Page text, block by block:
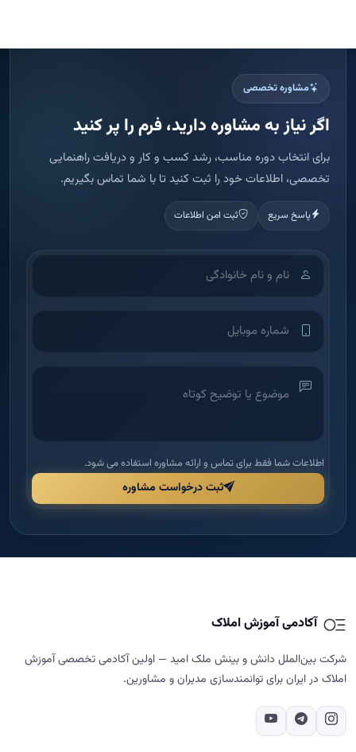
مشاوره تخصصی
اگر نیاز به مشاوره دارید، فرم را پر کنید
برای انتخاب دوره مناسب، رشد کسب و کار و دریافت راهنمایی
تخصصی، اطلاعات خود را ثبت کنید تا با شما تماس بگیریم.
پاسخ سریع ثبت امن اطلاعات
اطلاعات شما فقط برای تماس و ارائه مشاوره استفاده می شود.
ثبت درخواست مشاوره
آکادمی آموزش املاک
شرکت بین‌الملل دانش و بینش ملک امید — اولین آکادمی تخصصی آموزش
املاک در ایران برای توانمندسازی مدیران و مشاورین.